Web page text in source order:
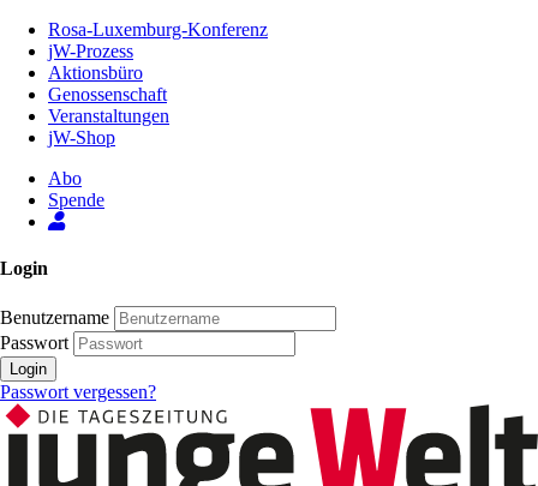
Inhalt
Seite
Rosa-Luxemburg-Konferenz
jW-Prozess
Aktionsbüro
Genossenschaft
Veranstaltungen
jW-Shop
Abo
Spende
Login
Benutzername
Passwort
Login
Passwort vergessen?